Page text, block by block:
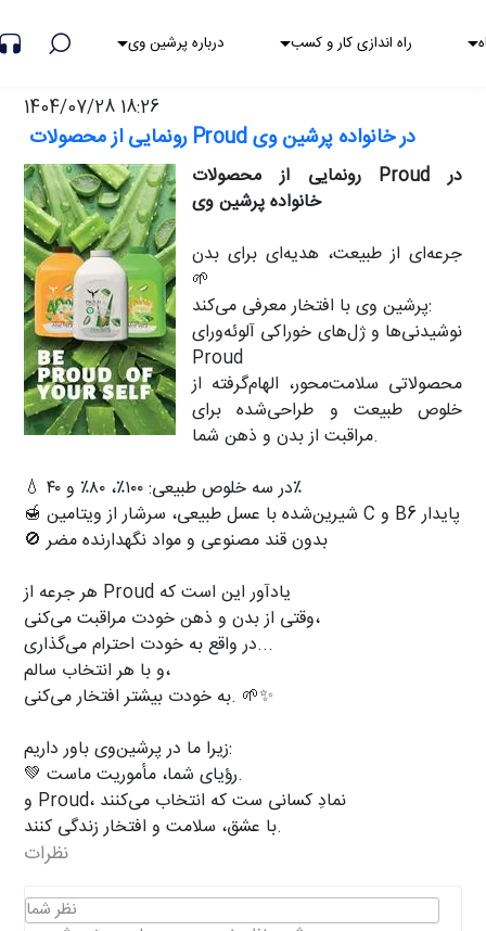
راه اندازی کار و کسب درباره پرشین وی
1404/07/28 18:26
رونمایی از محصولات Proud در خانواده پرشین وی
رونمایی از محصولات Proud در
خانواده پرشین وی
جرعه‌ای از طبیعت، هدیه‌ای برای بدن
🌱
پرشین‌ وی با افتخار معرفی می‌کند:
نوشیدنی‌ها و ژل‌های خوراکی آلوئه‌ورای
Proud
محصولاتی سلامت‌محور، الهام‌گرفته از
خلوص طبیعت و طراحی‌شده برای
مراقبت از بدن و ذهن شما.
💧 در سه خلوص طبیعی: ۱۰۰٪، ۸۰٪ و ۴۰٪
🍯 شیرین‌شده با عسل طبیعی، سرشار از ویتامین C و B6 پایدار
🚫 بدون قند مصنوعی و مواد نگهدارنده مضر
هر جرعه از Proud یادآور این است که
وقتی از بدن و ذهن خودت مراقبت می‌کنی،
در واقع به خودت احترام می‌گذاری...
و با هر انتخاب سالم،
به خودت بیشتر افتخار می‌کنی. 🌱✨
زیرا ما در پرشین‌وی باور داریم:
💚 رؤیای شما، مأموریت ماست.
و Proud، نمادِ کسانی‌ ست که انتخاب می‌کنند
با عشق، سلامت و افتخار زندگی کنند.
نظرات
نظر شما